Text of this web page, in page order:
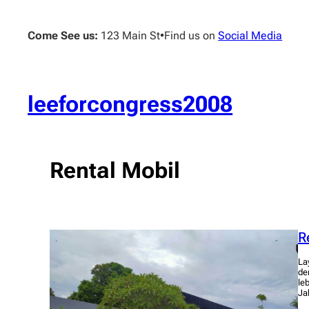
contentCome See us: 123 Main St•Find us onSocial Media
leeforcongress2008
Rental Mobil